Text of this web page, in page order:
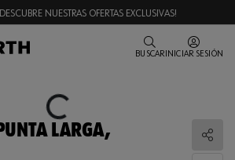
DESCUBRE NUESTRAS OFERTAS EXCLUSIVAS!
BUSCAR INICIAR SESIÓN
Loading...
LARGA,